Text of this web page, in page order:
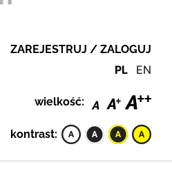
ZAREJESTRUJ / ZALOGUJ
PL EN
wielkość:
kontrast: